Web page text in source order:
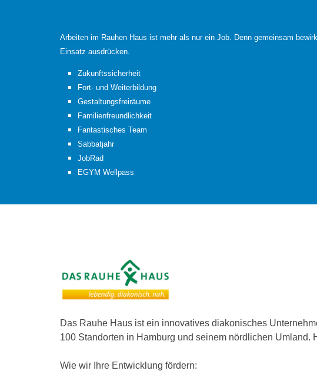
Arbeiten im Rauhen Haus ist mehr als nur ein Job. Denn gemeinsam
Einsatz ausdrücken.
Zukunftssicherheit
Fort- und Weiterbildung
Gestaltungsfreiräume
Familienfreundlichkeit
Fantastisches Team
Sabbatjahr
JobRad
EGYM Wellpass
Das Rauhe Haus ist ein innovatives diakonisches
100 Standorten in Hamburg und seinem nördlichen
Wie wir Ihre Entwicklung fördern: